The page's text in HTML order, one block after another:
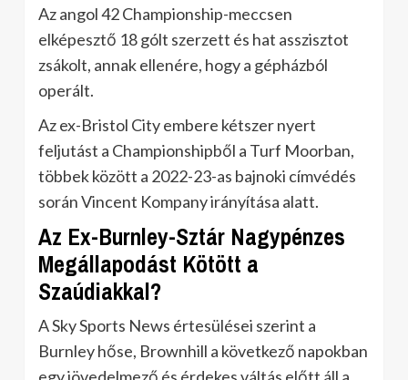
Az angol 42 Championship-meccsen
elképesztő 18 gólt szerzett és hat asszisztot
zsákolt, annak ellenére, hogy a gépházból
operált.
Az ex-Bristol City embere kétszer nyert
feljutást a Championshipből a Turf Moorban,
többek között a 2022-23-as bajnoki címvédés
során Vincent Kompany irányítása alatt.
Az Ex-Burnley-Sztár Nagypénzes
Megállapodást Kötött a
Szaúdiakkal?
A Sky Sports News értesülései szerint a
Burnley hőse, Brownhill a következő napokban